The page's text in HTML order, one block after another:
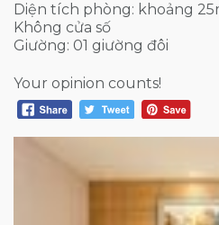
Diện tích phòng: khoảng
Không cửa số
Giường: 01 giường đôi
Your opinion counts!